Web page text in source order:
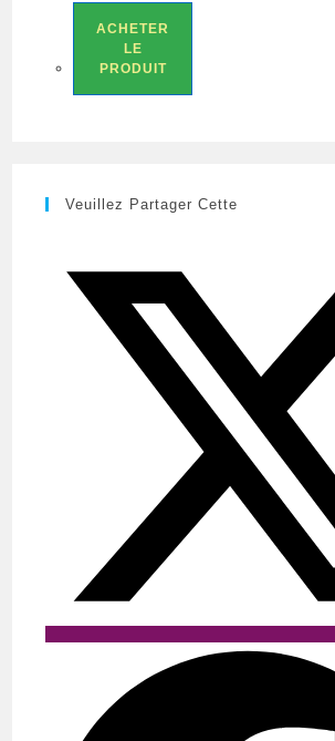
ACHETER
LE
PRODUIT
Veuillez Partager Cette